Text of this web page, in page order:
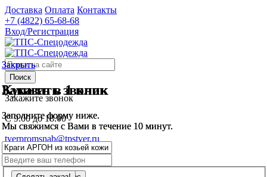
Доставка Оплата Контакты
+7 (4822) 65-68-68
Вход/Регистрация
Поиск
Закажите звонок
С 9.00 до 18.00
tverpromsnab@tpstver.ru
0шт.
Закрыть
Заказать звонок
Заполните форму ниже.
Мы свяжимся с Вами в течение 10 минут.
Закрыть
Купить в 1 клик
Заполните форму ниже.
Мы свяжимся с Вами в течение 10 минут.